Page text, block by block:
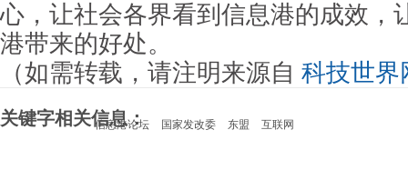
心，让社会各界看到信息港的成效，
港带来的好处。
（如需转载，请注明来源自 科技世界
关键字相关信息：
信息港论坛 国家发改委 东盟 互联网